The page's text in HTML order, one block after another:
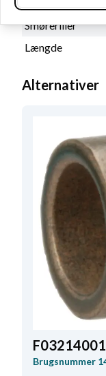
Udv. diameter
Smøreriller
Længde
Alternativer
Brugsnummer